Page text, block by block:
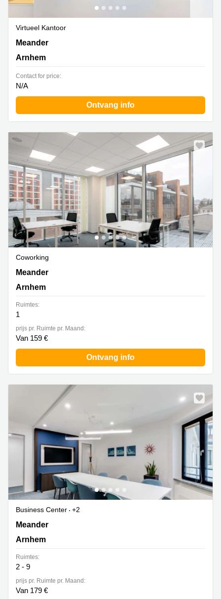
Virtueel Kantoor
Meander 825,begane grond en 1e verdieping, Arnhem
Meander
Arnhem
Contact for price:
N/A
Ontvang info
Coworking
Meander 825,begane grond en 1e verdieping, Arnhem
Meander
Arnhem
Ruimtes:
1
prijs pr. Ruimte pr. Maand:
Van 159 €
Ontvang info
Business Center
+2
Meander 825,begane grond en 1e verdieping, Arnhem
Meander
Arnhem
Ruimtes:
2 - 9
prijs pr. Ruimte pr. Maand:
Van 179 €